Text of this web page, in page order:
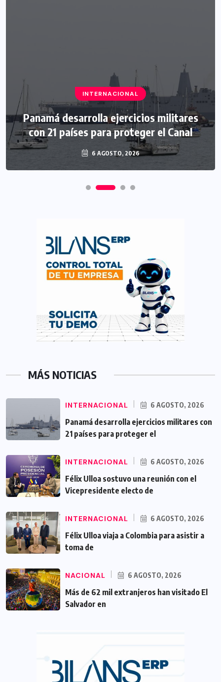
INTERNACIONAL
Panamá desarrolla ejercicios militares
con 21 países para proteger el Canal
6 AGOSTO, 2026
MÁS NOTICIAS
INTERNACIONAL 6 AGOSTO, 2026
Panamá desarrolla ejercicios militares con
21 países para proteger el
INTERNACIONAL 6 AGOSTO, 2026
Félix Ulloa sostuvo una reunión con el
Vicepresidente electo de
INTERNACIONAL 6 AGOSTO, 2026
Félix Ulloa viaja a Colombia para asistir a
toma de
NACIONAL 6 AGOSTO, 2026
Más de 62 mil extranjeros han visitado El
Salvador en